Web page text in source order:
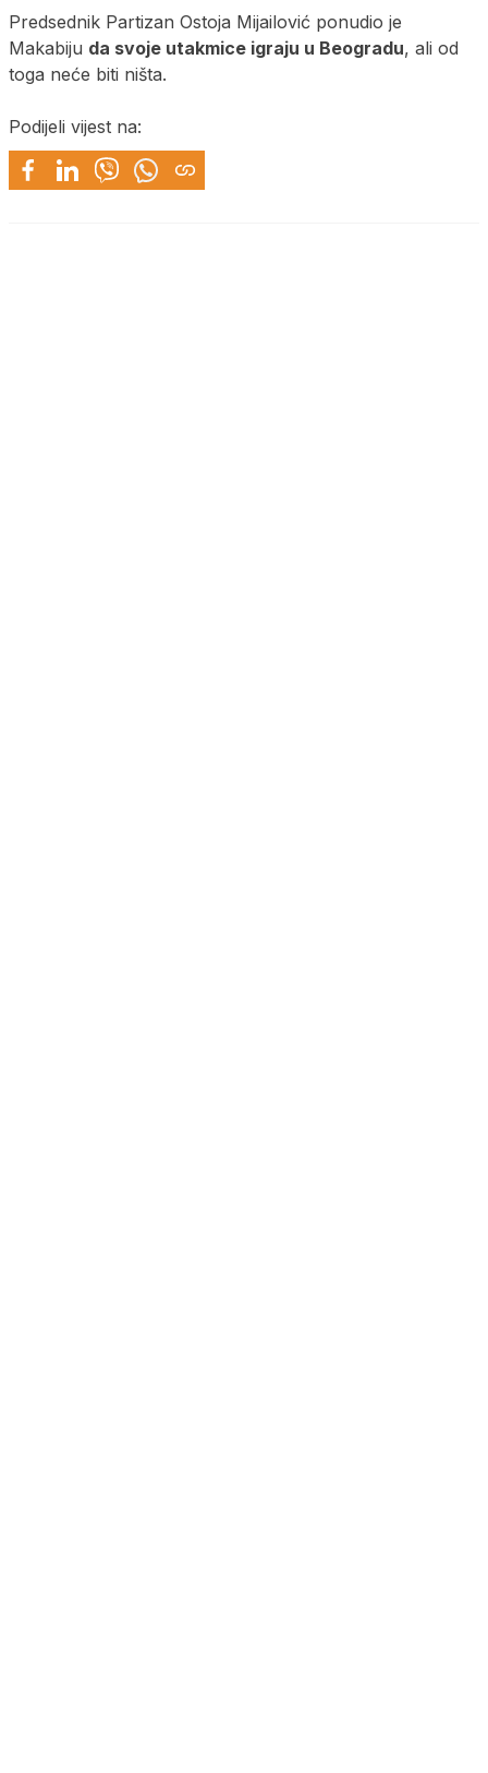
Predsednik Partizan Ostoja Mijailović ponudio je
Makabiju da svoje utakmice igraju u Beogradu, ali od
toga neće biti ništa.
Podijeli vijest na: